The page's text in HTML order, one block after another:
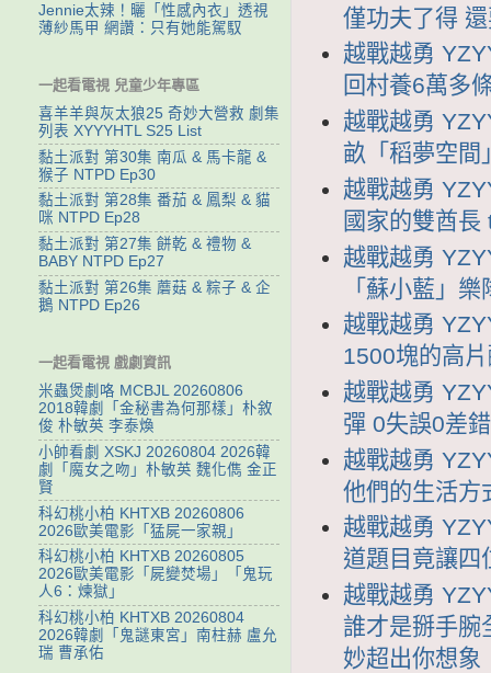
僅功夫了得
越戰越勇
回村養6萬多
越戰越勇
畝「稻夢空間
越戰越勇
國家的雙酋
越戰越勇
「蘇小藍」
越戰越勇
1500塊的高
越戰越勇
彈 0失誤0差
越戰越勇
他們的生活方
越戰越勇
道題目竟讓四
越戰越勇
誰才是掰手腕
妙超出你想象
Jennie太辣！曬「性感內衣」透視
薄紗馬甲 網讚：只有她能駕馭
一起看電視 兒童少年專區
喜羊羊與灰太狼25 奇妙大營救 劇集
列表 XYYYHTL S25 List
黏土派對 第30集 南瓜 & 馬卡龍 &
猴子 NTPD Ep30
黏土派對 第28集 番茄 & 鳳梨 & 貓
咪 NTPD Ep28
黏土派對 第27集 餅乾 & 禮物 &
BABY NTPD Ep27
黏土派對 第26集 蘑菇 & 粽子 & 企
鵝 NTPD Ep26
一起看電視 戲劇資訊
米蟲煲劇咯 MCBJL 20260806
2018韓劇「金秘書為何那樣」朴敘
俊 朴敏英 李泰煥
小帥看劇 XSKJ 20260804 2026韓
劇「魔女之吻」朴敏英 魏化儁 金正
賢
科幻桃小柏 KHTXB 20260806
2026歐美電影「猛屍一家親」
科幻桃小柏 KHTXB 20260805
2026歐美電影「屍變焚場」「鬼玩
人6：煉獄」
科幻桃小柏 KHTXB 20260804
2026韓劇「鬼謎東宮」南柱赫 盧允
瑞 曹承佑